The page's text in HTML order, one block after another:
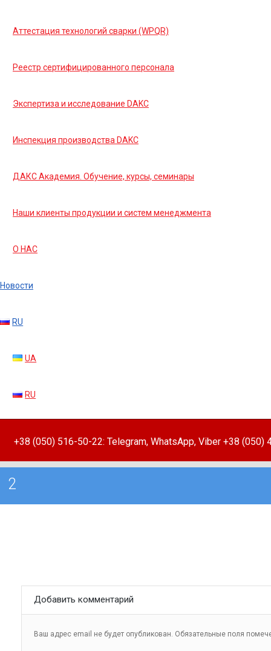
Аттестация технологий сварки (WPQR)
Реестр сертифицированного персонала
Экспертиза и исследование DAKC
Инспекция производства DAKC
ДАКС Академия. Обучение, курсы, семинары
Наши клиенты продукции и систем менеджмента
О НАС
Новости
RU
UA
RU
+38 (050) 516-50-22: Telegram, WhatsApp, Viber +38 (050)
2
Добавить комментарий
Ваш адрес email не будет опубликован. Обязательные поля